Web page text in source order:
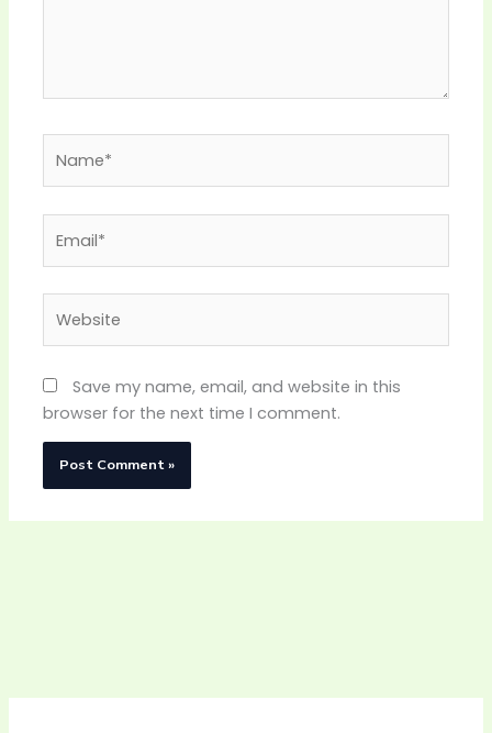
Save my name, email, and website in this
browser for the next time I comment.